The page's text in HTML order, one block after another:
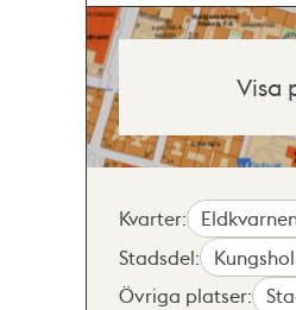
Visa
Kvarter:
Stadsdel:
Övriga platser: